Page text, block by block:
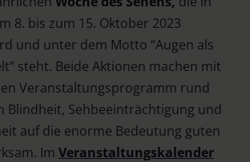
8. bis zum 15. Oktober 2023
und unter dem Motto “Augen als
steht. Beide Aktionen machen mit
Veranstaltungsprogramm rund
Blindheit, Sehbeeinträchtigung und
auf die enorme Bedeutung guten
Im Veranstaltungskalender